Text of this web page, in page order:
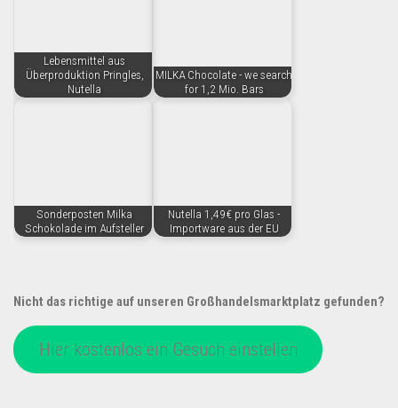
Lebensmittel aus
Überproduktion Pringles,
Nutella
MILKA Chocolate - we search
for 1,2 Mio. Bars
Sonderposten Milka
Schokolade im Aufsteller
Nutella 1,49€ pro Glas -
Importware aus der EU
Nicht das richtige auf unseren Großhandelsmarktplatz gefunden?
Hier kostenlos ein Gesuch einstellen